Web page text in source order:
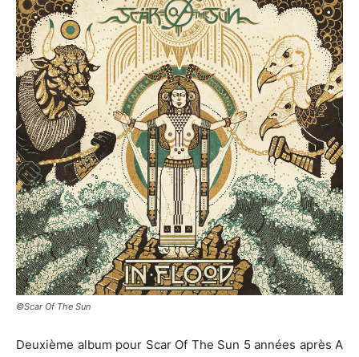
©Scar Of The Sun
Deuxième album pour Scar Of The Sun 5 années après A